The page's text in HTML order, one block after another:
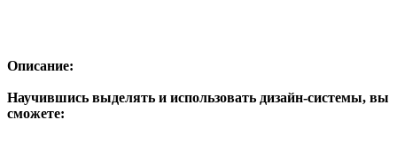
Описание:
Научившись выделять и использовать дизайн-системы, вы
сможете: